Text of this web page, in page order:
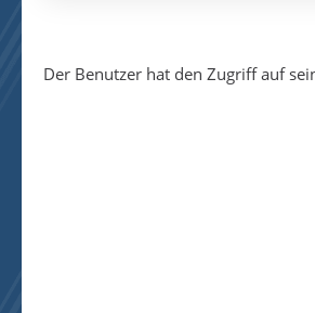
Der Benutzer hat den Zugriff auf